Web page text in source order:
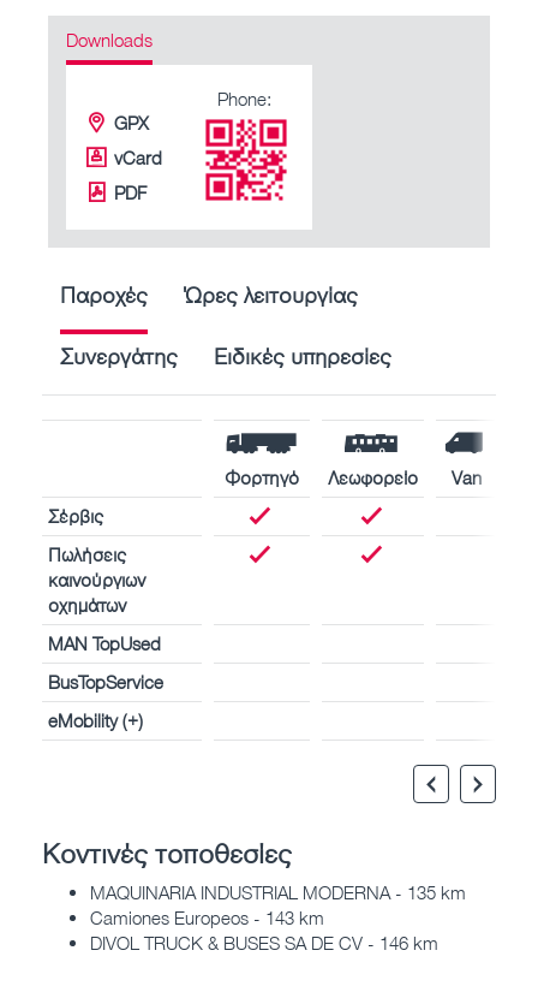
Downloads
GPX
vCard
PDF
Phone:
Παροχές Ώρες λειτουργίας
Συνεργάτης Ειδικές υπηρεσίες
Φορτηγό Λεωφορείο
Van
Σέρβις
Πωλήσεις
καινούργιων
οχημάτων
MAN TopUsed
BusTopService
eMobility (+)
Κοντινές τοποθεσίες
MAQUINARIA INDUSTRIAL MODERNA - 135 km
Camiones Europeos - 143 km
DIVOL TRUCK & BUSES SA DE CV - 146 km